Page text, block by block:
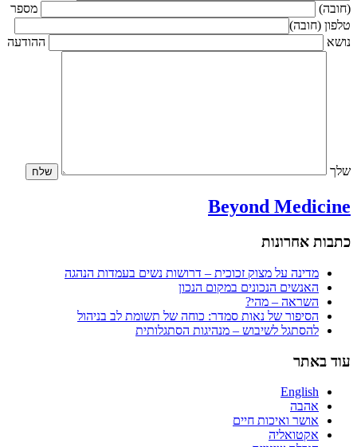
(חובה)
ההודעה
Beyond
אחרונות
מדינה על מצוק זכוכית – דרושות נשים בעמדות הנהגה
האנשים הנכונים במקום הנכון
השראה – מהי?
הסיפור של נאות סמדר: כוחה של תשומת לב בניהול
להסתגל לשיבוש – מנהיגות הסתגלותית
English
אהבה
אושר ואיכות חיים
אקטואליה